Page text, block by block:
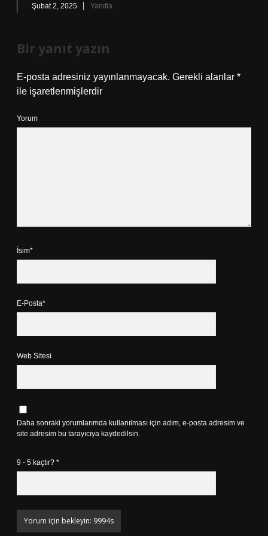
Şubat 2, 2025 Yanıtla
Bir yanıt yazın
E-posta adresiniz yayınlanmayacak. Gerekli alanlar *
ile işaretlenmişlerdir
Yorum
İsim*
E-Posta*
Web Sitesi
Daha sonraki yorumlarımda kullanılması için adım, e-posta adresim ve
site adresim bu tarayıcıya kaydedilsin.
9 - 5 kaçtır? *